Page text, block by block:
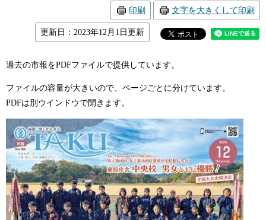
印刷 文字を大きくして印刷
更新日：2023年12月1日更新
過去の市報をPDFファイルで提供しています。
ファイルの容量が大きいので、ページごとに分けています。
PDFは別ウインドウで開きます。